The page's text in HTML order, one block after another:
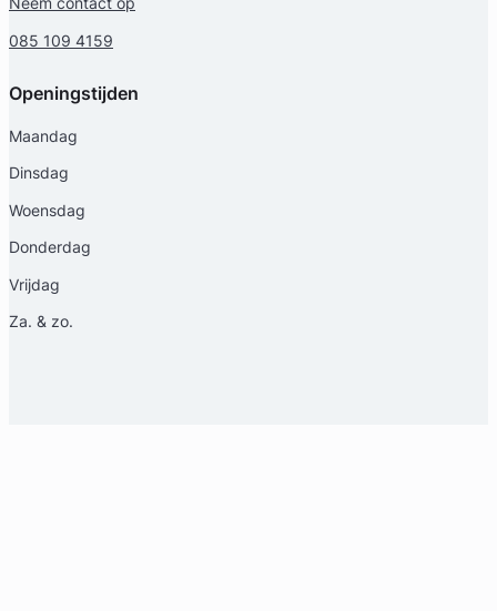
085 109 4159
Openingstijden
Maandag
Dinsdag
Woensdag
Donderdag
Vrijdag
Za. & zo.